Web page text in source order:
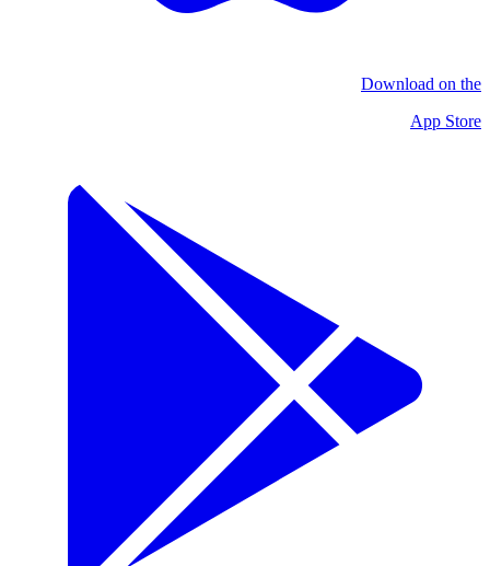
Download on the
App Store